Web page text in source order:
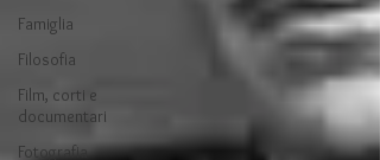
Famiglia
Filosofia
Film, corti e
documentari
Fotografia